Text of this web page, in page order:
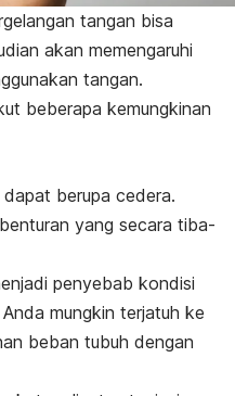
tangan bisa
akan memengaruhi
tangan.
beberapa kemungkinan
berupa cedera.
yang secara tiba-
penyebab kondisi
mungkin terjatuh ke
beban tubuh dengan